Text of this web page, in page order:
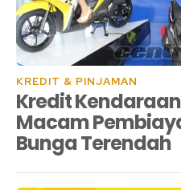
KREDIT & PINJAMAN
Kredit
Macam
Bunga Terendah